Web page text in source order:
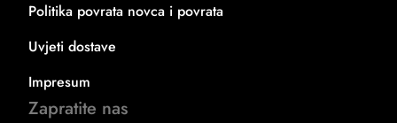
Politika povrata novca i povrata
Uvjeti dostave
Impresum
Zapratite nas